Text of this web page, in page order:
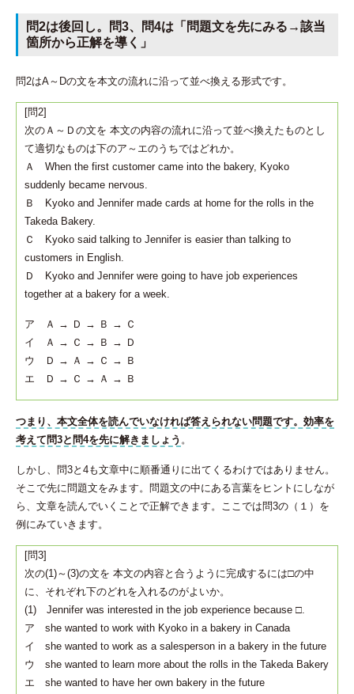
問2は後回し。問3、問4は「問題文を先にみる→該当
箇所から正解を導く」
問2はA～Dの文を本文の流れに沿って並べ換える形式です。
[問2]
次のＡ～Ｄの文を 本文の内容の流れに沿って並べ換えたものとし
て適切なものは下のア～エのうちではどれか。
Ａ When the first customer came into the bakery, Kyoko
suddenly became nervous.
Ｂ Kyoko and Jennifer made cards at home for the rolls in the
Takeda Bakery.
Ｃ Kyoko said talking to Jennifer is easier than talking to
customers in English.
Ｄ Kyoko and Jennifer were going to have job experiences
together at a bakery for a week.
ア Ａ → Ｄ → Ｂ → Ｃ
イ Ａ → Ｃ → Ｂ → Ｄ
ウ Ｄ → Ａ → Ｃ → Ｂ
エ Ｄ → Ｃ → Ａ → Ｂ
つまり、本文全体を読んでいなければ答えられない問題です。効率を
考えて問3と問4を先に解きましょう 。
しかし、問3と4も文章中に順番通りに出てくるわけではありません。
そこで先に問題文をみます。問題文の中にある言葉をヒントにしなが
ら、文章を読んでいくことで正解できます。ここでは問3の（１）を
例にみていきます。
[問3]
次の(1)～(3)の文を 本文の内容と合うように完成するには□の中
に、それぞれ下のどれを入れるのがよいか。
(1) Jennifer was interested in the job experience because □.
ア she wanted to work with Kyoko in a bakery in Canada
イ she wanted to work as a salesperson in a bakery in the future
ウ she wanted to learn more about the rolls in the Takeda Bakery
エ she wanted to have her own bakery in the future